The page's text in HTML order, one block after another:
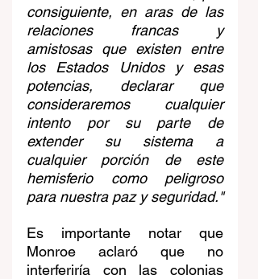
consiguiente, en aras de las
relaciones francas y
amistosas que existen entre
los Estados Unidos y esas
potencias, declarar que
consideraremos cualquier
intento por su parte de
extender su sistema a
cualquier porción de este
hemisferio como peligroso
para nuestra paz y seguridad."
Es importante notar que
Monroe aclaró que no
interferiría con las colonias